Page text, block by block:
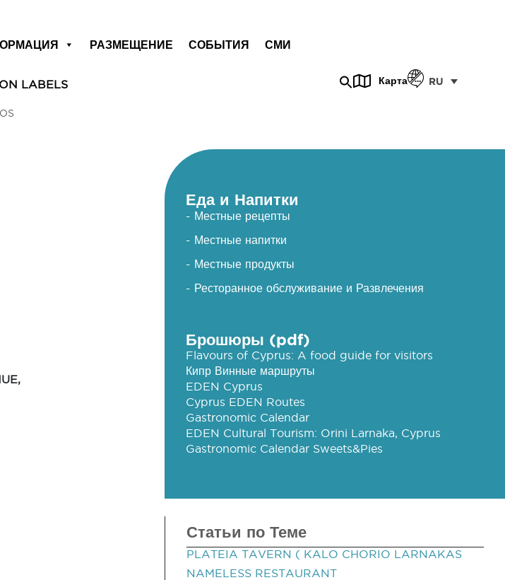
РАЗМЕЩЕНИЕ СОБЫТИЯ СМИ
LABELS Карта RU
Еда и Напитки
- Местные рецепты
- Местные напитки
- Местные продукты
- Ресторанное обслуживание и Развлечения
Брошюры (pdf)
Flavours of Cyprus: A food guide for visitors
Кипр Винные маршруты
EDEN Cyprus
Cyprus EDEN Routes
Gastronomic Calendar
EDEN Cultural Tourism: Orini Larnaka, Cyprus
Gastronomic Calendar Sweets&Pies
Статьи по Теме
PLATEIA TAVERN ( KALO CHORIO LARNAKAS
NAMELESS RESTAURANT